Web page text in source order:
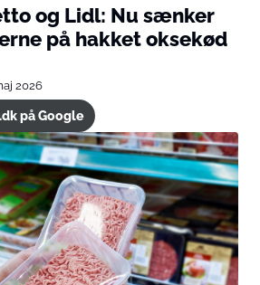
og Lidl: Nu sænker
på hakket oksekød
2026
på Google